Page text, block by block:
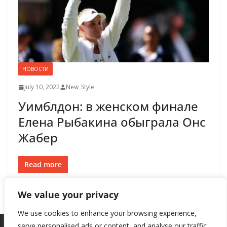
We value your privacy
We use cookies to enhance your browsing experience,
НОВОСТИ
July 10, 2022 New_Style
Уимблдон: в женском финале
Елена Рыбакина обыграла Онс
Жабер
Read more